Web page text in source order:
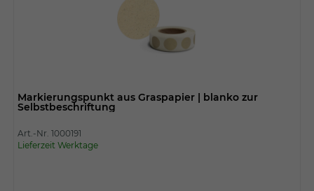
Markierungspunkt aus Graspapier | blanko zur
Selbstbeschriftung
Art.-Nr. 1000191
Lieferzeit Werktage